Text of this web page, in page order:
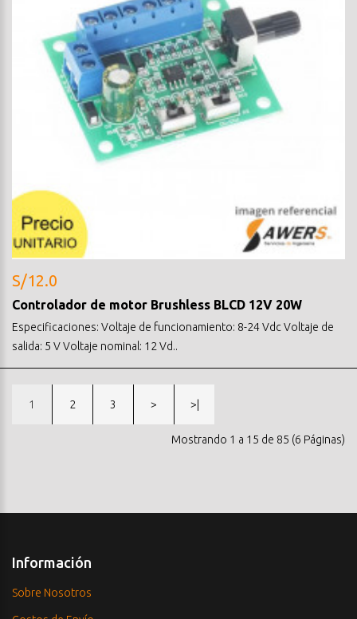
S/12.0
Controlador de motor Brushless BLCD 12V 20W
Especificaciones: Voltaje de funcionamiento: 8-24 Vdc Voltaje de
salida: 5 V Voltaje nominal: 12 Vd..
1 2 3 > >|
Mostrando 1 a 15 de 85 (6 Páginas)
Información
Sobre Nosotros